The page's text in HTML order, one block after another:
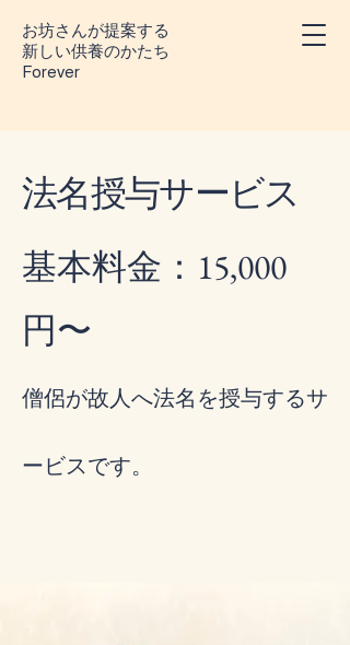
お坊さんが提案する
​新しい供養のかたち
Forever
法名授与サービス
基本料金：15,000
円〜
僧侶が故人へ法名を授与するサ
ービスです。